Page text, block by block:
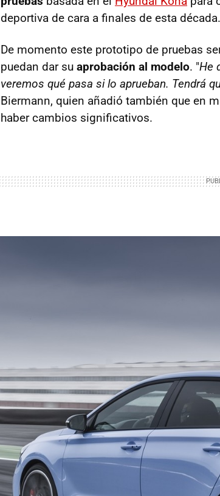
deportiva de cara a finales de esta década.
De momento este prototipo de pruebas
puedan dar su aprobación al modelo. "He
veremos qué pasa si lo aprueban. Tendrá
Biermann, quien añadió también que en
haber cambios significativos.